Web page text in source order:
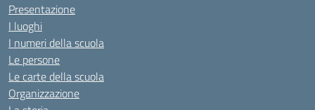
Presentazione
I luoghi
I numeri della scuola
Le persone
Le carte della scuola
Organizzazione